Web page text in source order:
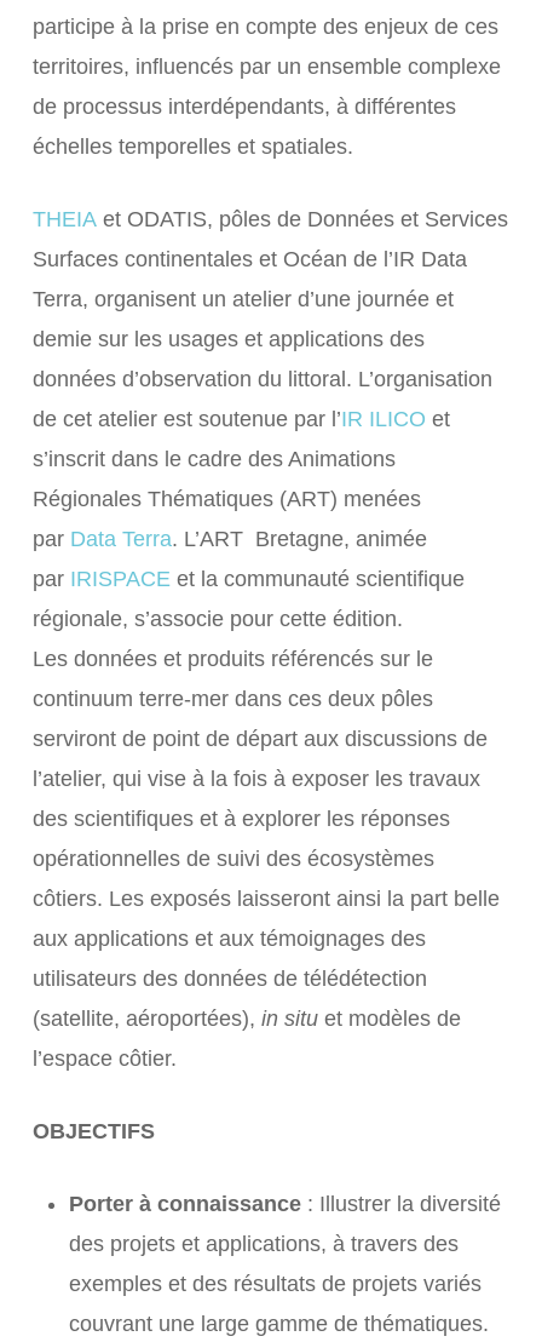
participe à la prise en compte des enjeux de ces
territoires, influencés par un ensemble complexe
de processus interdépendants, à différentes
échelles temporelles et spatiales.
THEIAet ODATIS, pôles de Données et Services
Surfaces continentales et Océan de l’IR Data
Terra, organisent un atelier d’une journée et
demie sur les usages et applications des
données d’observation du littoral. L’organisation
de cet atelier est soutenue par l’IR ILICO et
s’inscrit dans le cadre des Animations
Régionales Thématiques (ART) menées
par Data Terra. L’ART Bretagne, animée
par IRISPACEet la communauté scientifique
régionale, s’associe pour cette édition.
Les données et produits référencés sur le
continuum terre-mer dans ces deux pôles
serviront de point de départ aux discussions de
l’atelier, qui vise à la fois à exposer les travaux
des scientifiques et à explorer les réponses
opérationnelles de suivi des écosystèmes
côtiers. Les exposés laisseront ainsi la part belle
aux applications et aux témoignages des
utilisateurs des données de télédétection
(satellite, aéroportées), in situet modèles de
l’espace côtier.
OBJECTIFS
Porter à connaissance: Illustrer la diversité
des projets et applications, à travers des
exemples et des résultats de projets variés
couvrant une large gamme de thématiques.